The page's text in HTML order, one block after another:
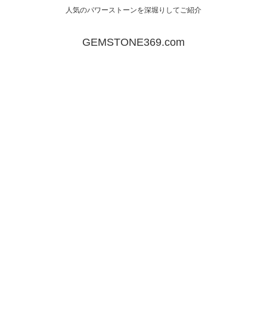
人気のパワーストーンを深堀りしてご紹介
GEMSTONE369.com